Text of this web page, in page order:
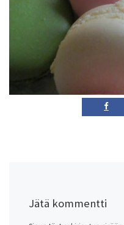
Jätä kommentti